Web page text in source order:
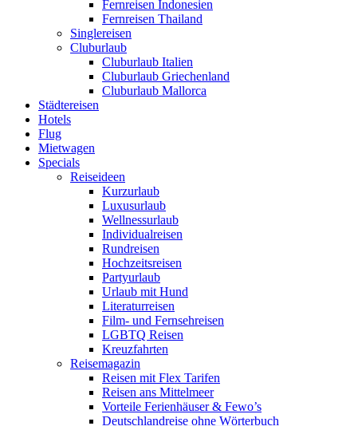
Fernreisen Indonesien
Fernreisen Thailand
Singlereisen
Cluburlaub
Cluburlaub Italien
Cluburlaub Griechenland
Cluburlaub Mallorca
Städtereisen
Hotels
Flug
Mietwagen
Specials
Reiseideen
Kurzurlaub
Luxusurlaub
Wellnessurlaub
Individualreisen
Rundreisen
Hochzeitsreisen
Partyurlaub
Urlaub mit Hund
Literaturreisen
Film- und Fernsehreisen
LGBTQ Reisen
Kreuzfahrten
Reisemagazin
Reisen mit Flex Tarifen
Reisen ans Mittelmeer
Vorteile Ferienhäuser & Fewo’s
Deutschlandreise ohne Wörterbuch